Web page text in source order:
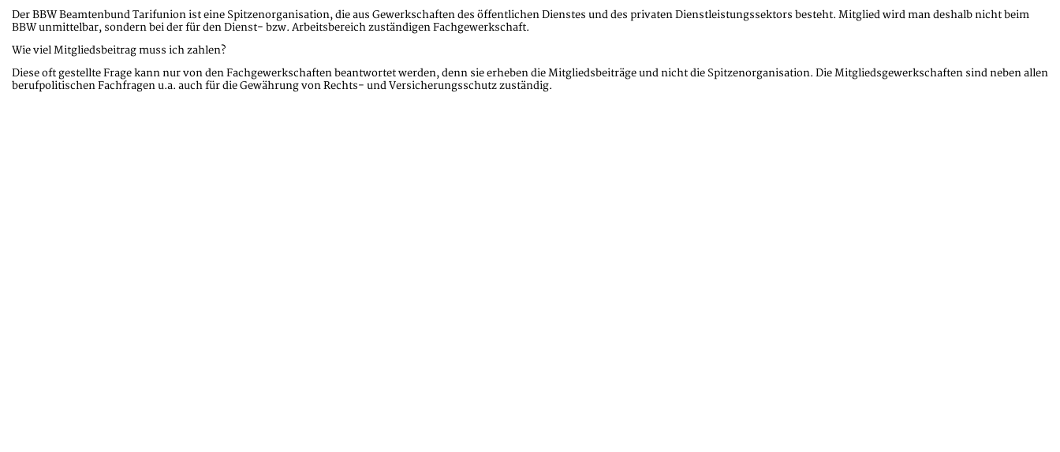
Der BBW Beamtenbund Tarifunion ist eine Spitzenorganisation, die aus Gewerkschaften des öffentlichen Dienstes und des privaten Dienstleistungssektors besteht. Mitglied wird man deshalb nicht beim
BBW unmittelbar, sondern bei der für den Dienst- bzw. Arbeitsbereich zuständigen Fachgewerkschaft.
Wie viel Mitgliedsbeitrag muss ich zahlen?
Diese oft gestellte Frage kann nur von den Fachgewerkschaften beantwortet werden, denn sie erheben die Mitgliedsbeiträge und nicht die Spitzenorganisation. Die Mitgliedsgewerkschaften sind neben allen
berufpolitischen Fachfragen u.a. auch für die Gewährung von Rechts- und Versicherungsschutz zuständig.